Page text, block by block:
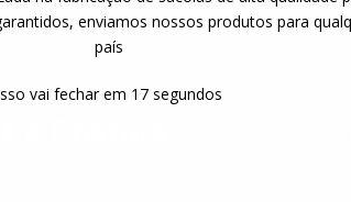
enviamos nossos produtos para
país
vai fechar em 15 segundos